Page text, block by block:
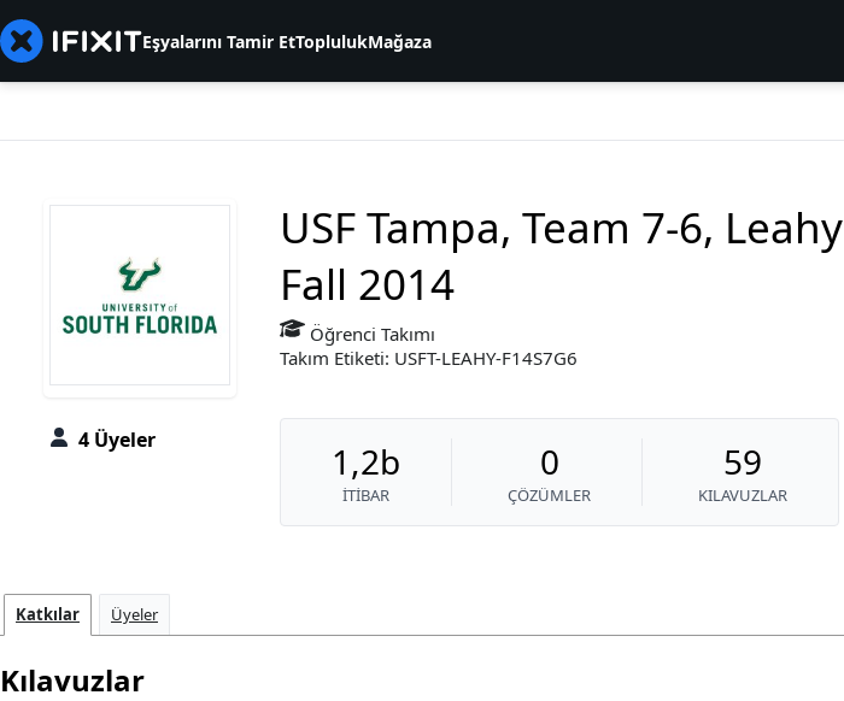
Eşyalarını Tamir EtToplulukMağaza
4 Üyeler
USF Tampa, Team 7-6, Leahy
Fall 2014
Öğrenci Takımı
Takım Etiketi: USFT-LEAHY-F14S7G6
1,2b
İTIBAR
0
ÇÖZÜMLER
59
KILAVUZLAR
Katkılar Üyeler
Kılavuzlar